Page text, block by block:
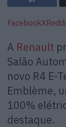
FacebookX
A Renault
Salão
novo R4 E-
Emblème,
100%
destaque.